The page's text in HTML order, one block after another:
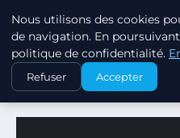
MARKETING
ACCUEIL CRÉATION
Nous utilisons des cookies
de navigation. En
politique de confidentialité.
Refuser Accepter